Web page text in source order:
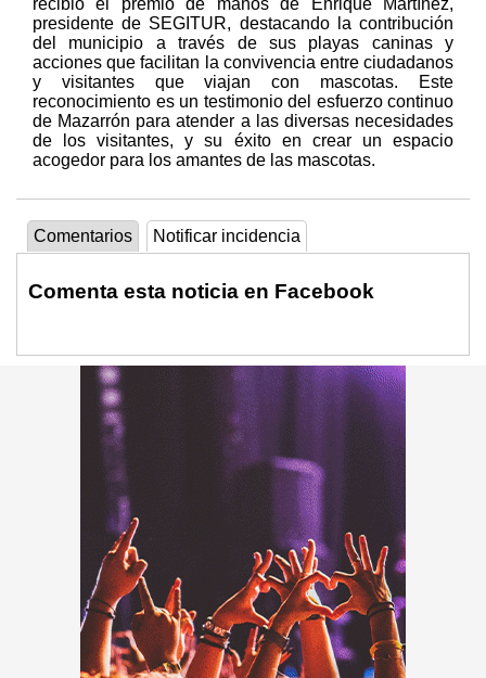
presidente de SEGITUR, destacando la contribución
del municipio a través de sus playas caninas y
acciones que facilitan la convivencia entre ciudadanos
y visitantes que viajan con mascotas. Este
reconocimiento es un testimonio del esfuerzo continuo
de Mazarrón para atender a las diversas necesidades
de los visitantes, y su éxito en crear un espacio
acogedor para los amantes de las mascotas.
Comentarios Notificar incidencia
Comenta esta noticia en Facebook